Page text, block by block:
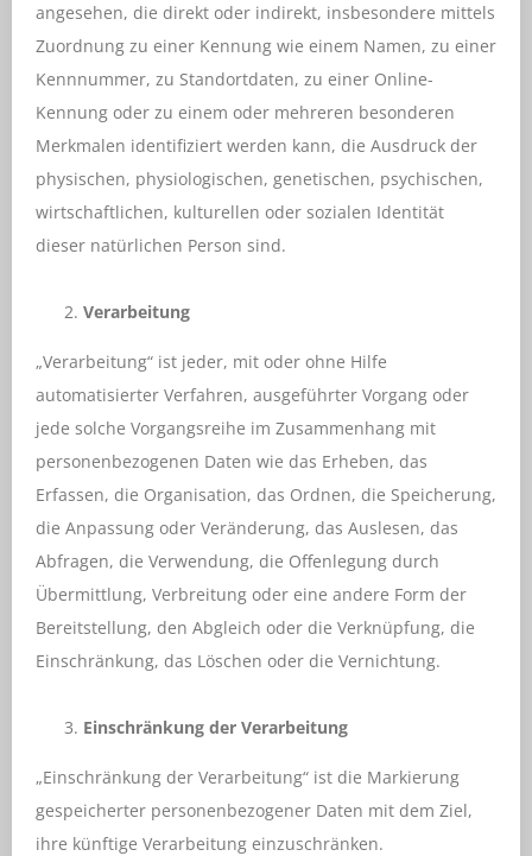
angesehen, die direkt oder indirekt, insbesondere mittels
Zuordnung zu einer Kennung wie einem Namen, zu einer
Kennnummer, zu Standortdaten, zu einer Online-
Kennung oder zu einem oder mehreren besonderen
Merkmalen identifiziert werden kann, die Ausdruck der
physischen, physiologischen, genetischen, psychischen,
wirtschaftlichen, kulturellen oder sozialen Identität
dieser natürlichen Person sind.
Verarbeitung
„Verarbeitung“ ist jeder, mit oder ohne Hilfe
automatisierter Verfahren, ausgeführter Vorgang oder
jede solche Vorgangsreihe im Zusammenhang mit
personenbezogenen Daten wie das Erheben, das
Erfassen, die Organisation, das Ordnen, die Speicherung,
die Anpassung oder Veränderung, das Auslesen, das
Abfragen, die Verwendung, die Offenlegung durch
Übermittlung, Verbreitung oder eine andere Form der
Bereitstellung, den Abgleich oder die Verknüpfung, die
Einschränkung, das Löschen oder die Vernichtung.
Einschränkung der Verarbeitung
„Einschränkung der Verarbeitung“ ist die Markierung
gespeicherter personenbezogener Daten mit dem Ziel,
ihre künftige Verarbeitung einzuschränken.